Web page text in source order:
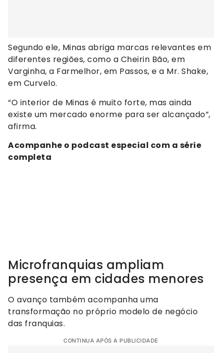
Segundo ele, Minas abriga marcas relevantes em
diferentes regiões, como a Cheirin Bão, em
Varginha, a Farmelhor, em Passos, e a Mr. Shake,
em Curvelo.
“O interior de Minas é muito forte, mas ainda
existe um mercado enorme para ser alcançado”,
afirma.
Acompanhe o podcast especial com a série
completa
Microfranquias ampliam
presença em cidades menores
O avanço também acompanha uma
transformação no próprio modelo de negócio
das franquias.
CONTINUA APÓS A PUBLICIDADE